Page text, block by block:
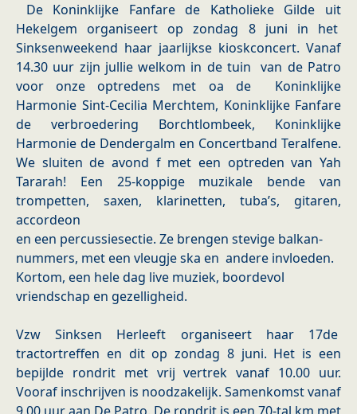
De Koninklijke Fanfare de Katholieke Gilde uit
Hekelgem organiseert op zondag 8 juni in het
Sinksenweekend haar jaarlijkse kioskconcert. Vanaf
14.30 uur zijn jullie welkom in de tuin van de Patro
voor onze optredens met oa de Koninklijke
Harmonie Sint-Cecilia Merchtem, Koninklijke Fanfare
de verbroedering Borchtlombeek, Koninklijke
Harmonie de Dendergalm en Concertband Teralfene.
We sluiten de avond f met een optreden van Yah
Tararah! Een 25-koppige muzikale bende van
trompetten, saxen, klarinetten, tuba’s, gitaren,
accordeon
en een percussiesectie. Ze brengen stevige balkan-
nummers, met een vleugje ska en andere invloeden.
Kortom, een hele dag live muziek, boordevol
vriendschap en gezelligheid.
Vzw Sinksen Herleeft organiseert haar 17de
tractortreffen en dit op zondag 8 juni. Het is een
bepijlde rondrit met vrij vertrek vanaf 10.00 uur.
Vooraf inschrijven is noodzakelijk. Samenkomst vanaf